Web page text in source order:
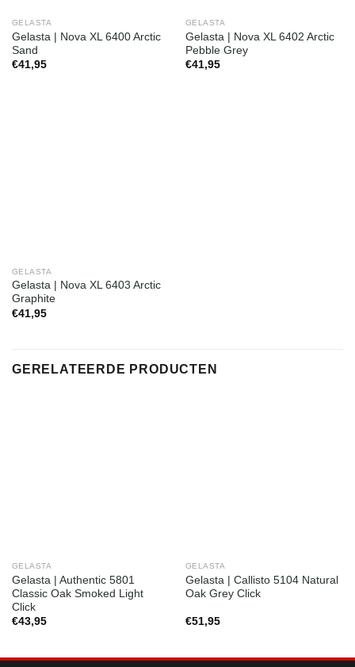
GELASTA
Gelasta | Nova XL 6400 Arctic
Sand
€41,95
GELASTA
Gelasta | Nova XL 6402 Arctic
Pebble Grey
€41,95
GELASTA
Gelasta | Nova XL 6403 Arctic
Graphite
€41,95
GERELATEERDE PRODUCTEN
GELASTA
Gelasta | Authentic 5801
Classic Oak Smoked Light
Click
€43,95
GELASTA
Gelasta | Callisto 5104 Natural
Oak Grey Click
€51,95